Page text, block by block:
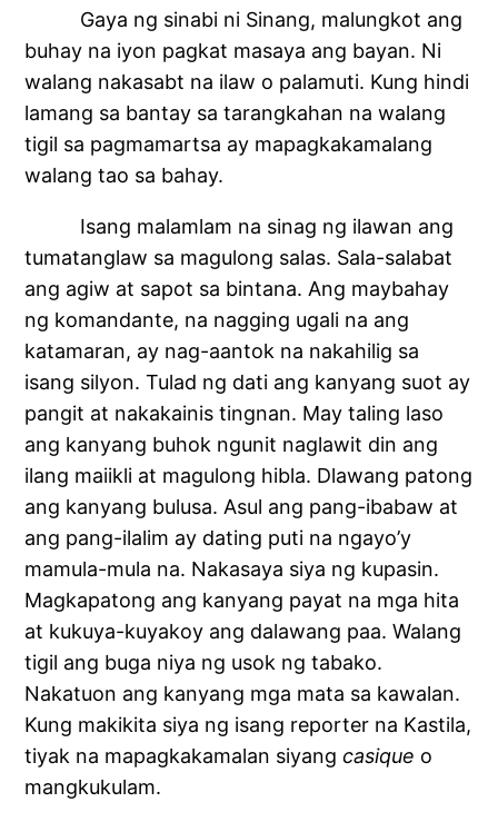
Gaya ng sinabi ni Sinang, malungkot ang
buhay na iyon pagkat masaya ang bayan. Ni
walang nakasabt na ilaw o palamuti. Kung hindi
lamang sa bantay sa tarangkahan na walang
tigil sa pagmamartsa ay mapagkakamalang
walang tao sa bahay.
Isang malamlam na sinag ng ilawan ang
tumatanglaw sa magulong salas. Sala-salabat
ang agiw at sapot sa bintana. Ang maybahay
ng komandante, na nagging ugali na ang
katamaran, ay nag-aantok na nakahilig sa
isang silyon. Tulad ng dati ang kanyang suot ay
pangit at nakakainis tingnan. May taling laso
ang kanyang buhok ngunit naglawit din ang
ilang maiikli at magulong hibla. Dlawang patong
ang kanyang bulusa. Asul ang pang-ibabaw at
ang pang-ilalim ay dating puti na ngayo’y
mamula-mula na. Nakasaya siya ng kupasin.
Magkapatong ang kanyang payat na mga hita
at kukuya-kuyakoy ang dalawang paa. Walang
tigil ang buga niya ng usok ng tabako.
Nakatuon ang kanyang mga mata sa kawalan.
Kung makikita siya ng isang reporter na Kastila,
tiyak na mapagkakamalan siyangcasique o
mangkukulam.